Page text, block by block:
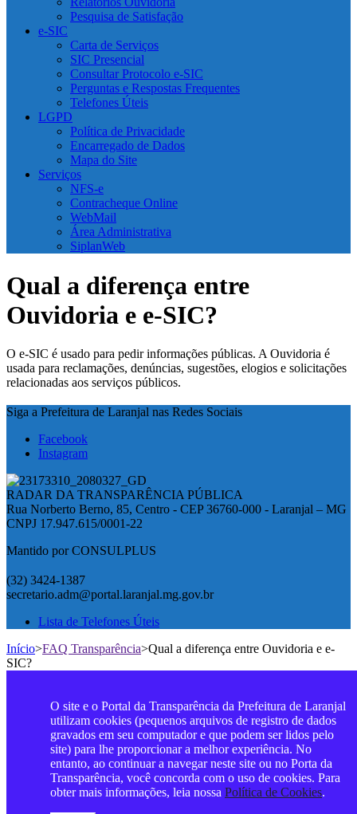
Pesquisa de Satisfação
e-SIC
Carta de Serviços
SIC Presencial
Consultar Protocolo e-SIC
Perguntas e Respostas Frequentes
Telefones Úteis
LGPD
Política de Privacidade
Encarregado de Dados
Mapa do Site
Serviços
NFS-e
Contracheque Online
WebMail
Área Administrativa
SiplanWeb
Qual a diferença entre
Ouvidoria e e-SIC?
O e-SIC é usado para pedir informações públicas. A Ouvidoria é
usada para reclamações, denúncias, sugestões, elogios e solicitações
relacionadas aos serviços públicos.
Siga a Prefeitura de Laranjal nas Redes Sociais
Facebook
Instagram
RADAR DA TRANSPARÊNCIA PÚBLICA
Rua Norberto Berno, 85, Centro - CEP 36760-000 - Laranjal – MG
CNPJ 17.947.615/0001-22
Mantido por CONSULPLUS
(32) 3424-1387
secretario.adm@portal.laranjal.mg.gov.br
Lista de Telefones Úteis
Início>FAQ Transparência>Qual a diferença entre Ouvidoria e e-
SIC?
O site e o Portal da Transparência da Prefeitura de Laranjal
utilizam cookies (pequenos arquivos de registro de dados
gravados em seu computador e que podem ser lidos pelo
site) para lhe proporcionar a melhor experiência. No
entanto, ao continuar a navegar neste site ou no Porta da
Transparência, você concorda com o uso de cookies. Para
obter mais informações, leia nossa Política de Cookies.